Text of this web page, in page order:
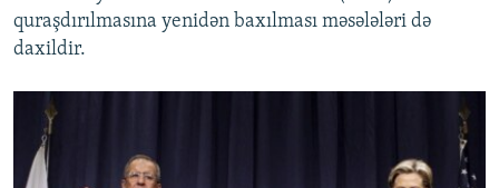
quraşdırılmasına yenidən baxılması məsələləri də
daxildir.